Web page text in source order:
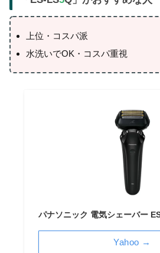
上位・コスパ派
水洗いでOK・コスパ重視
パナソニック 電気シェーバー
Yahoo →